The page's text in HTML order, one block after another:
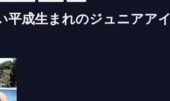
平成生まれのジュニアアイ